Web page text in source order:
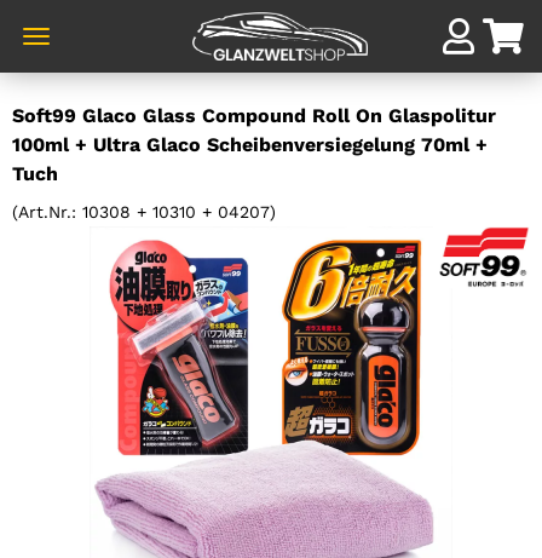
zum
Hauptinhalt
Soft99 Glaco Glass Compound Roll On Glaspolitur
100ml + Ultra Glaco Scheibenversiegelung 70ml +
Tuch
(Art.Nr.: 10308 + 10310 + 04207)